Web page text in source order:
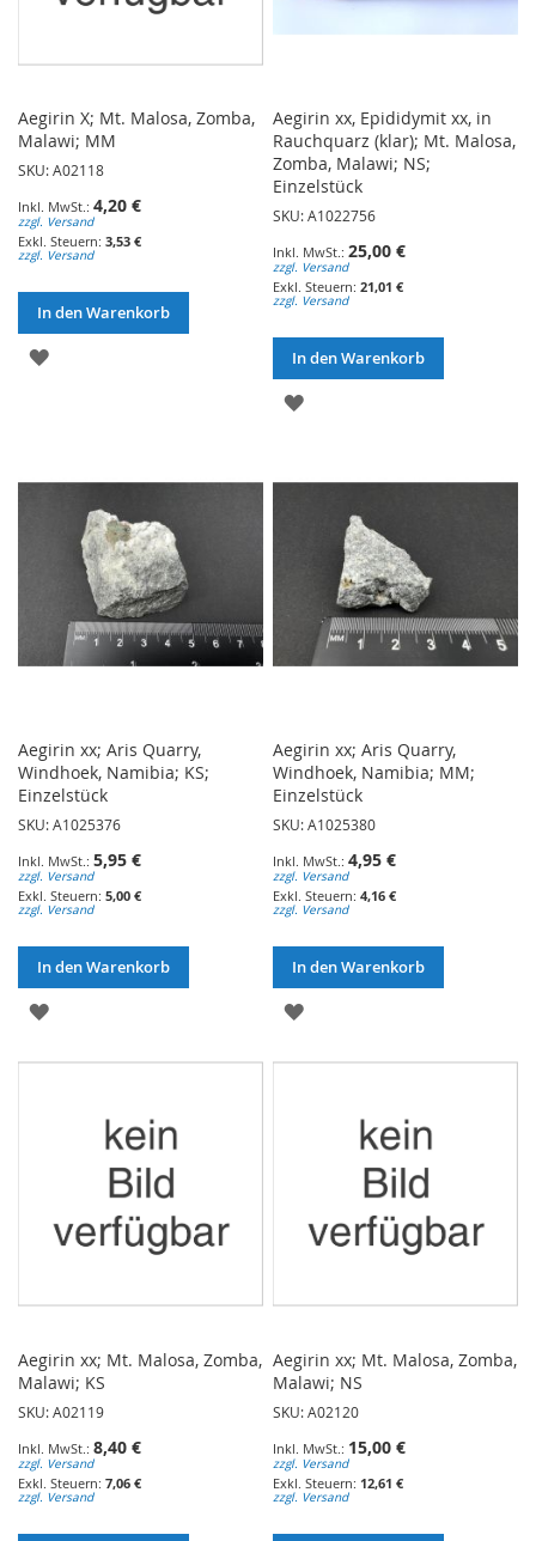
Aegirin X; Mt. Malosa, Zomba,
Malawi; MM
SKU: A02118
4,20 €
zzgl. Versand
3,53 €
zzgl. Versand
In den Warenkorb
ZUR
Aegirin xx, Epididymit xx, in
Rauchquarz (klar); Mt. Malosa,
Zomba, Malawi; NS;
Einzelstück
SKU: A1022756
25,00 €
zzgl. Versand
21,01 €
zzgl. Versand
In den Warenkorb
ZUR
HINZUFÜGEN
Aegirin xx; Aris Quarry,
Windhoek, Namibia; KS;
Einzelstück
SKU: A1025376
5,95 €
zzgl. Versand
5,00 €
zzgl. Versand
In den Warenkorb
ZUR
Aegirin xx; Aris Quarry,
Windhoek, Namibia; MM;
Einzelstück
SKU: A1025380
4,95 €
zzgl. Versand
4,16 €
zzgl. Versand
In den Warenkorb
ZUR
Aegirin xx; Mt. Malosa, Zomba,
Malawi; KS
SKU: A02119
8,40 €
zzgl. Versand
7,06 €
zzgl. Versand
Aegirin xx; Mt. Malosa, Zomba,
Malawi; NS
SKU: A02120
15,00 €
zzgl. Versand
12,61 €
zzgl. Versand